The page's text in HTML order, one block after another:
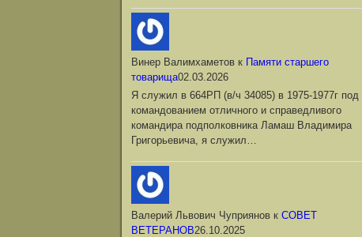
Винер Валимхаметовк Памяти старшего
товарища02.03.2026
Я служил в 664РП (в/ч 34085) в 1975-1977г под
командованием отличного и справедливого
командира подполковника Ламаш Владимира
Григорьевича, я служил…
Валерий Львович Чуприяновк СОВЕТ
ВЕТЕРАНОВ26.10.2025